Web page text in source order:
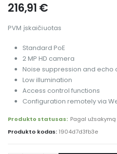
216,91€
PVM įskaičiuotas
Standard PoE
2 MP HD camera
Noise suppression and echo
Low illumination
Access control functions
Configuration remotely via
Produkto statusas: Pagal
Produkto kodas: 1904d7d3fb3e